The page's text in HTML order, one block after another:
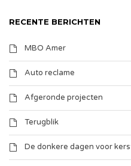
RECENTE BERICHTEN
MBO Amer
Auto reclame
Afgeronde projecten
Terugblik
De donkere dagen voor